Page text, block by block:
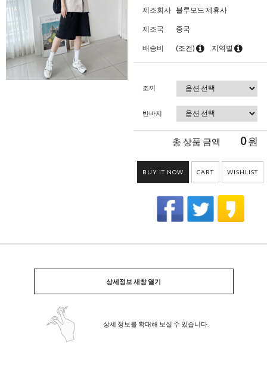
제조회사 블루모드 제휴사
제조국 중국
배송비 (조건) 지역별
조끼
반바지
총 상품 금액 0원
BUY IT NOW CART WISHLIST
상세정보 새창 열기
상세 정보를 확대해 보실 수 있습니다.